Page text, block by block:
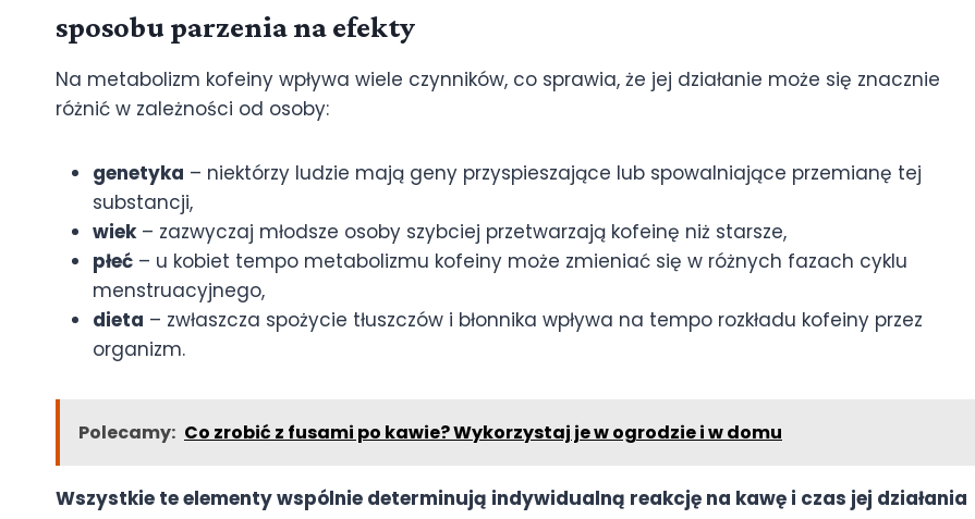
sposobu parzenia na efekty
Na metabolizm kofeiny wpływa wiele czynników, co sprawia, że jej działanie może się znacznie
różnić w zależności od osoby:
genetyka – niektórzy ludzie mają geny przyspieszające lub spowalniające przemianę tej
substancji,
wiek– zazwyczaj młodsze osoby szybciej przetwarzają kofeinę niż starsze,
płeć – u kobiet tempo metabolizmu kofeiny może zmieniać się w różnych fazach cyklu
menstruacyjnego,
dieta – zwłaszcza spożycie tłuszczów i błonnika wpływa na tempo rozkładu kofeiny przez
organizm.
Polecamy: Co zrobić z fusami po kawie? Wykorzystaj je w ogrodzie i w domu
Wszystkie te elementy wspólnie determinują indywidualną reakcję na kawę i czas jej działania